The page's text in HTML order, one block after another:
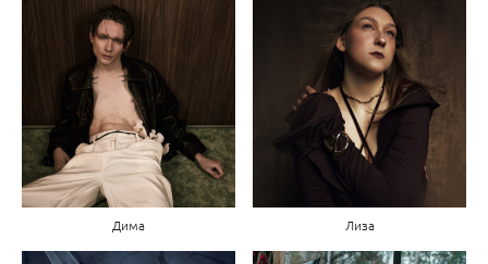
Дима Лиза